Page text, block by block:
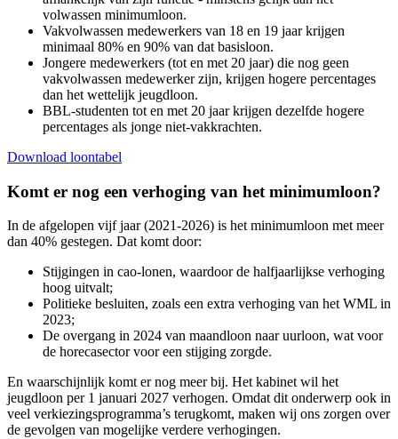
volwassen minimumloon.
Vakvolwassen medewerkers van 18 en 19 jaar krijgen
minimaal 80% en 90% van dat basisloon.
Jongere medewerkers (tot en met 20 jaar) die nog geen
vakvolwassen medewerker zijn, krijgen hogere percentages
dan het wettelijk jeugdloon.
BBL-studenten tot en met 20 jaar krijgen dezelfde hogere
percentages als jonge niet-vakkrachten.
Download loontabel
Komt er nog een verhoging van het minimumloon?
In de afgelopen vijf jaar (2021-2026) is het minimumloon met meer
dan 40% gestegen. Dat komt door:
Stijgingen in cao-lonen, waardoor de halfjaarlijkse verhoging
hoog uitvalt;
Politieke besluiten, zoals een extra verhoging van het WML in
2023;
De overgang in 2024 van maandloon naar uurloon, wat voor
de horecasector voor een stijging zorgde.
En waarschijnlijk komt er nog meer bij. Het kabinet wil het
jeugdloon per 1 januari 2027 verhogen. Omdat dit onderwerp ook in
veel verkiezingsprogramma’s terugkomt, maken wij ons zorgen over
de gevolgen van mogelijke verdere verhogingen.